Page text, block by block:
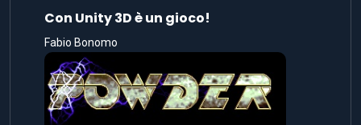
Con Unity 3D è un gioco!
Fabio Bonomo